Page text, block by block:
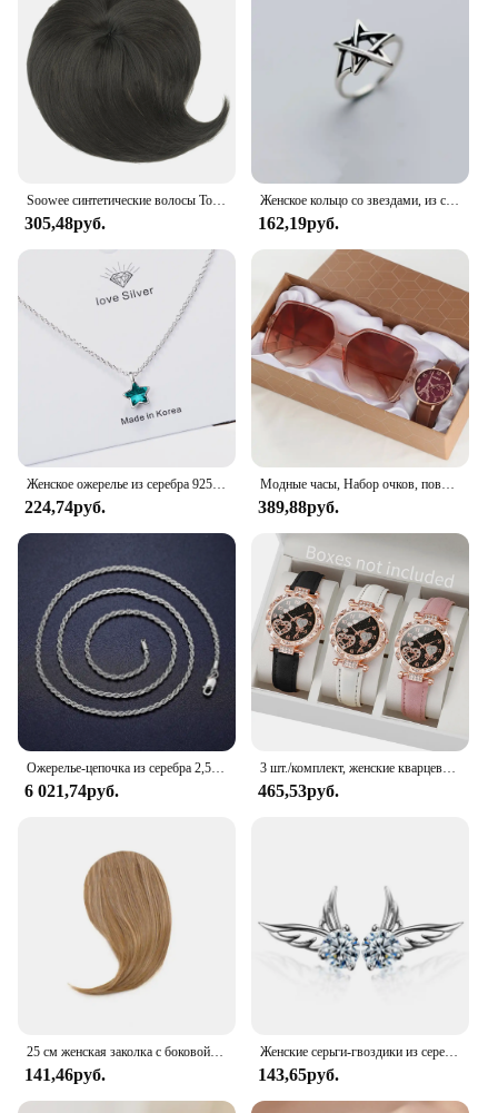
305,48руб.
Женское кольцо со звездами, из серебра 925 пробы
162,19руб.
224,74руб.
Модные часы, Набор очков, повседневные часы с кожаным ремешком, Женские Простые солнцезащитные очки, Женские кварцевые наручные часы с циферблатом железной башни, платье C
389,88руб.
6 021,74руб.
3 шт./комплект, женские кварцевые часы с кожаным ремешком
465,53руб.
141,46руб.
Женские серьги-гвоздики из серебра 925 пробы, с цирконом
143,65руб.